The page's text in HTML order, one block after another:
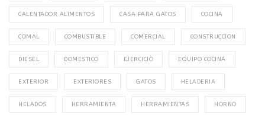
CALENTADOR ALIMENTOS CASA PARA GATOS COCINA
COMAL COMBUSTIBLE COMERCIAL CONSTRUCCION
DIESEL DOMESTICO EJERCICIO EQUIPO COCINA
EXTERIOR EXTERIORES GATOS HELADERIA
HELADOS HERRAMIENTA HERRAMIENTAS HORNO